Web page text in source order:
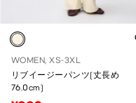
WOMEN, XS-3XL
リブイージーパンツ(丈長め
76.0cm)